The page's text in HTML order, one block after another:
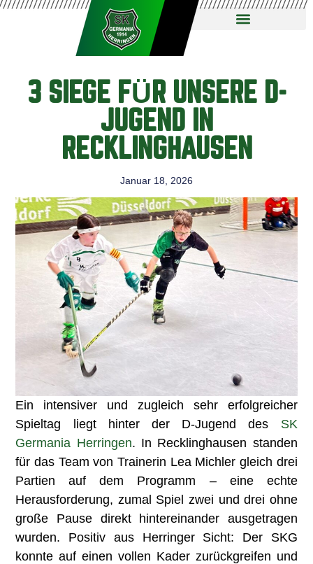
3 SIEGE FÜR UNSERE D-
JUGEND IN
RECKLINGHAUSEN
Januar 18, 2026
Ein intensiver und zugleich sehr erfolgreicher
Spieltag liegt hinter der D-Jugend des SK
Germania Herringen. In Recklinghausen standen
für das Team von Trainerin Lea Michler gleich drei
Partien auf dem Programm – eine echte
Herausforderung, zumal Spiel zwei und drei ohne
große Pause direkt hintereinander ausgetragen
wurden. Positiv aus Herringer Sicht: Der SKG
konnte auf einen vollen Kader zurückgreifen und